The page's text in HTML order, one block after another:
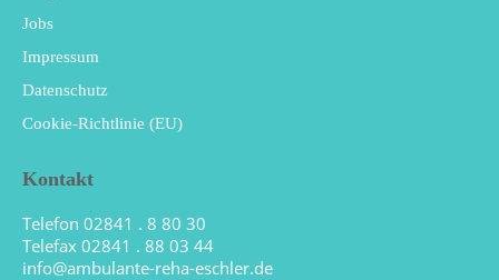
Jobs
Impressum
Datenschutz
Cookie-Richtlinie (EU)
Kontakt
Telefon 02841 . 8 80 30
Telefax 02841 . 88 03 44
info@ambulante-reha-eschler.de